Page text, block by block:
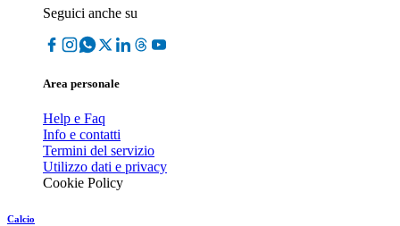
Seguici anche su
Area personale
Help e Faq
Info e contatti
Termini del servizio
Utilizzo dati e privacy
Cookie Policy
Calcio